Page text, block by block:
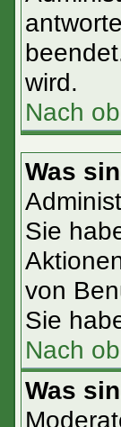
wird.
Nach
Was
Sie
von
Sie
Nach
Was